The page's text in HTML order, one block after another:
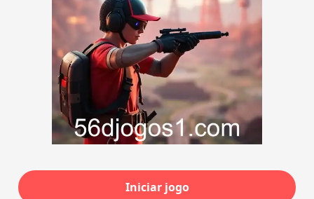
Iniciar jogo